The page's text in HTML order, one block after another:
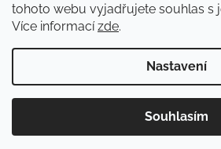
tohoto webu vyjadřujete souhlas s
Více informacízde.
Nastavení
Souhlasím
Novinka: Akční doprava s
nákupu nad 1 500 Kč
Vytvořil
NERX.CZ.